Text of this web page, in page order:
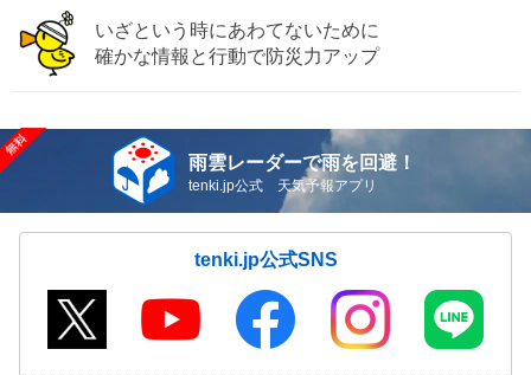
いざという時にあわてないために
確かな情報と行動で防災力アップ
雨雲レーダーで雨を回避！
tenki.jp公式 天気予報アプリ
tenki.jp公式SNS